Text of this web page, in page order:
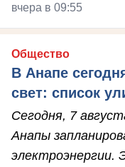
вчера в 09:55
Общество
В Анапе
свет: список
Сегодня, 7
Анапы
электроэнергии.